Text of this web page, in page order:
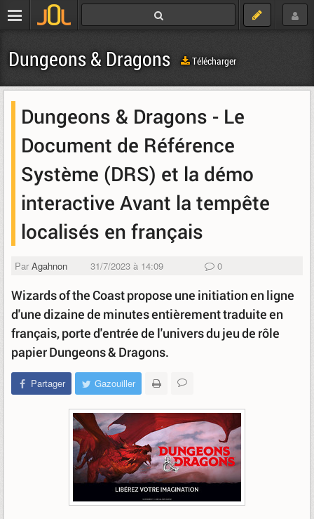
Dungeons & Dragons Télécharger
Dungeons & Dragons - Le
Document de Référence
Système (DRS) et la démo
interactive Avant la tempête
localisés en français
Par Agahnon 31/7/2023 à 14:09 0
Wizards of the Coast propose une initiation en ligne
d'une dizaine de minutes entièrement traduite en
français, porte d'entrée de l'univers du jeu de rôle
papier Dungeons & Dragons.
Partager Gazouiller